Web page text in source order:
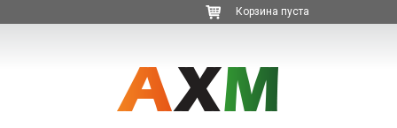
Корзина пуста